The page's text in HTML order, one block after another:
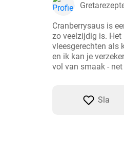
Cranberrysaus is
zo veelzijdig is. Het
vleesgerechten als
en ik kan je
Sla